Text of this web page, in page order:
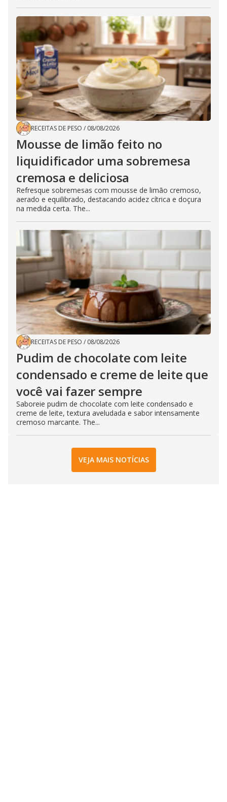
RECEITAS DE PESO / 08/08/2026
Mousse de limão feito no
liquidificador uma sobremesa
cremosa e deliciosa
Refresque sobremesas com mousse de limão cremoso,
aerado e equilibrado, destacando acidez cítrica e doçura
na medida certa. The...
RECEITAS DE PESO / 08/08/2026
Pudim de chocolate com leite
condensado e creme de leite que
você vai fazer sempre
Saboreie pudim de chocolate com leite condensado e
creme de leite, textura aveludada e sabor intensamente
cremoso marcante. The...
VEJA MAIS NOTÍCIAS